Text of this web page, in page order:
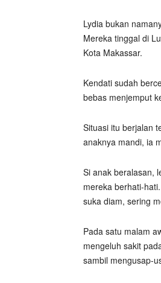
Lydia bukan
Mereka tinggal di
Kota Makassar.
Kendati sudah
bebas menjemput
Situasi itu berjalan
anaknya mandi, ia
Si anak beralasan,
mereka berhati-
suka diam, sering
Pada satu malam
mengeluh sakit
sambil mengusap-